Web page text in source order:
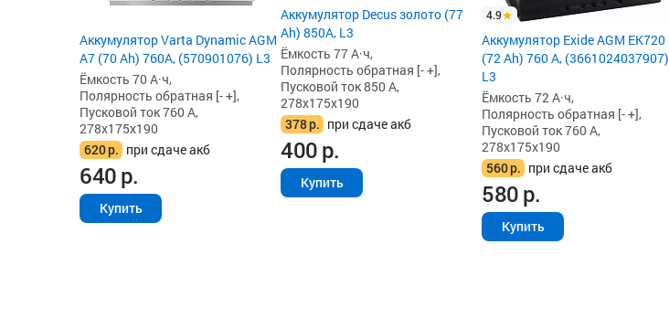
Аккумулятор Varta Dynamic AGM
A7 (70 Ah) 760A, (570901076) L3
Ёмкость 70 А·ч,
Полярность обратная [- +],
Пусковой ток 760 А,
278x175x190
620р. при сдаче акб
640р.
Купить
Аккумулятор Decus золото (77
Ah) 850А, L3
Ёмкость 77 А·ч,
Полярность обратная [- +],
Пусковой ток 850 А,
278x175x190
378р. при сдаче акб
400р.
Купить
4.9
Аккумулятор Exide AGM EK720
(72 Ah) 760 А, (3661024037907)
L3
Ёмкость 72 А·ч,
Полярность обратная [- +],
Пусковой ток 760 А,
278x175x190
560р. при сдаче акб
580р.
Купить